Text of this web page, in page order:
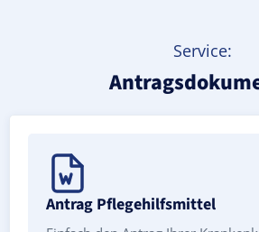
Service:
Antrag Pflegehilfsmittel